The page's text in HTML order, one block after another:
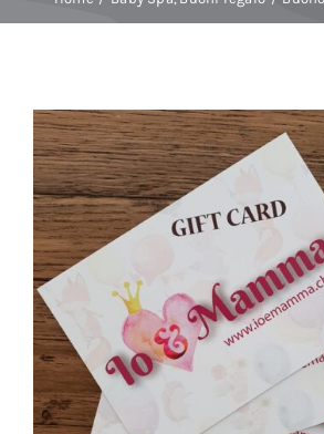
Buoni regalo
Shop
Corsi
News
Marche